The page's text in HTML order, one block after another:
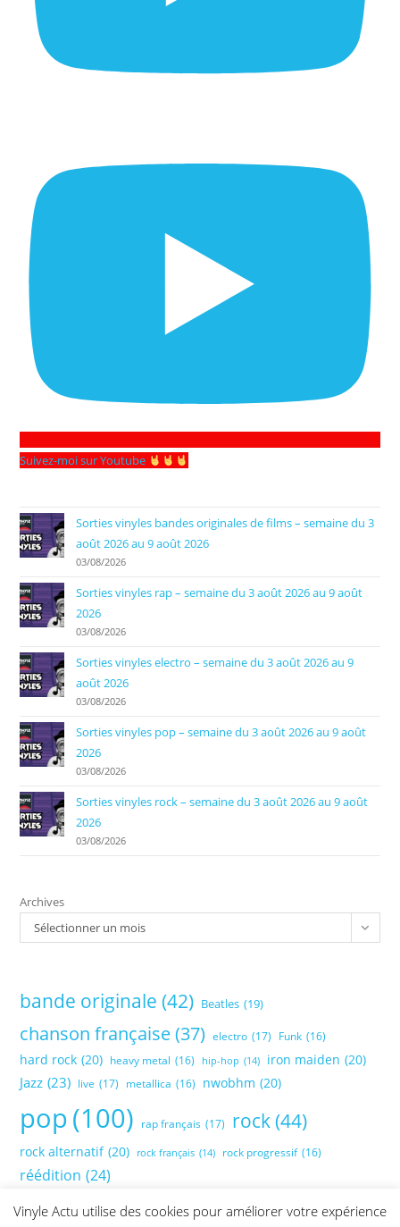
Suivez-moi sur Youtube
Sorties vinyles bandes originales de films – semaine du 3
août 2026 au 9 août 2026
03/08/2026
Sorties vinyles rap – semaine du 3 août 2026 au 9 août
2026
03/08/2026
Sorties vinyles electro – semaine du 3 août 2026 au 9
août 2026
03/08/2026
Sorties vinyles pop – semaine du 3 août 2026 au 9 août
2026
03/08/2026
Sorties vinyles rock – semaine du 3 août 2026 au 9 août
2026
03/08/2026
Archives
Sélectionner un mois
bande originale (42) Beatles (19)
chanson française (37) electro (17) Funk (16)
hard rock (20) heavy metal (16) hip-hop (14) iron maiden (20)
Jazz (23) live (17) metallica (16) nwobhm (20)
pop(100) rap français (17) rock(44)
rock alternatif (20) rock français (14) rock progressif (16)
réédition (24)
Vinyle Actu utilise des cookies pour améliorer votre expérience